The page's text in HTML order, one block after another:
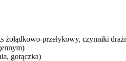
przełykowy, czynniki
gorączka)